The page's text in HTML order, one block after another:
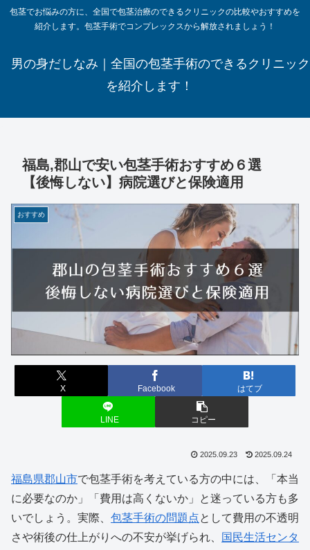
包茎でお悩みの方に、全国で包茎治療のできるクリニックの比較やおすすめを
紹介します。包茎手術でコンプレックスから解放されましょう！
男の身だしなみ｜全国の包茎手術のできるクリニック
を紹介します！
福島,郡山で安い包茎手術おすすめ６選
【後悔しない】病院選びと保険適用
おすすめ
X Facebook はてブ
LINE コピー
2025.09.23 2025.09.24
福島県郡山市で包茎手術を考えている方の中には、「本当
に必要なのか」「費用は高くないか」と迷っている方も多
いでしょう。実際、 包茎手術の問題点として費用の不透明
さや術後の仕上がりへの不安が挙げられ、
国民生活センタ